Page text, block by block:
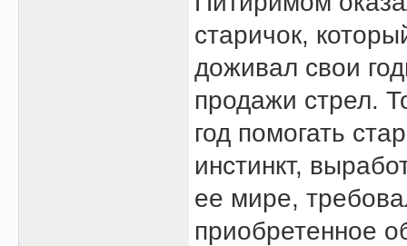
старичок,
доживал свои
продажи стрел.
год помогать
инстинкт,
ее мире,
приобретенное